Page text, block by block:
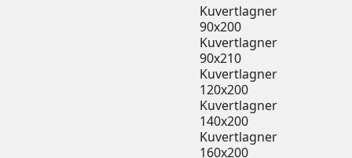
Kuvertlagner
90x200
Kuvertlagner
90x210
Kuvertlagner
120x200
Kuvertlagner
140x200
Kuvertlagner
160x200